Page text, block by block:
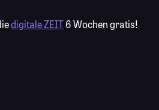
digitale ZEIT6 Wochen gratis!